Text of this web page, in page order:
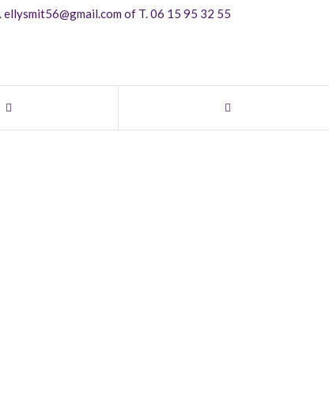
ellysmit56@gmail.com of T. 06 15 95 32 55